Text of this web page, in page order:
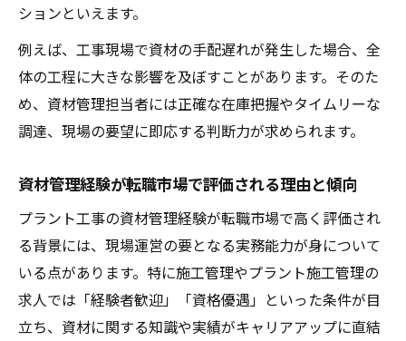
ションといえます。
例えば、工事現場で資材の手配遅れが発生した場合、全
体の工程に大きな影響を及ぼすことがあります。そのた
め、資材管理担当者には正確な在庫把握やタイムリーな
調達、現場の要望に即応する判断力が求められます。
資材管理経験が転職市場で評価される理由と傾向
プラント工事の資材管理経験が転職市場で高く評価され
る背景には、現場運営の要となる実務能力が身について
いる点があります。特に施工管理やプラント施工管理の
求人では「経験者歓迎」「資格優遇」といった条件が目
立ち、資材に関する知識や実績がキャリアアップに直結